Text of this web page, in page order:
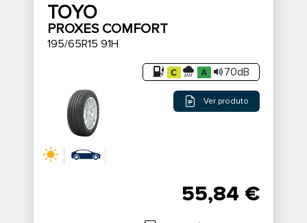
TOYO
PROXES COMFORT
195/65R15 91H
70dB
Ver produto
55,84 €